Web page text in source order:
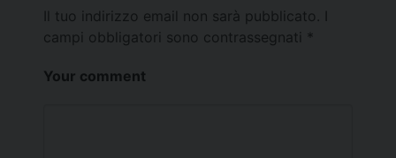
Il tuo indirizzo email non sarà pubblicato.
campi obbligatori sono contrassegnati *
Your comment